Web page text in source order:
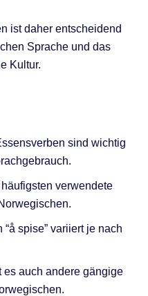
ist daher entscheidend
Sprache und das
Kultur.
sind wichtig
häufigsten verwendete
spise” variiert je nach
es auch andere gängige